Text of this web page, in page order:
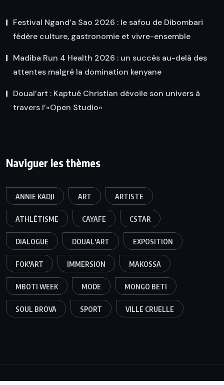
Festival Ngand’a Sao 2026 : le safou de Dibombari
fédère culture, gastronomie et vivre-ensemble
Madiba Run 4 Health 2026 : un succès au-delà des
attentes malgré la domination kenyane
Doual’art : Kaptué Christian dévoile son univers à
travers l’«Open Studio»
Naviguer les thèmes
ANNIE KADJI ART ARTISTE
ATHLÉTISME CAYAFE CSTAR
DIALOGUE DOUAL'ART EXPOSITION
FOK'ART IMMERSION MAKOSSA
MBOTI WEEK MODE MONGO BETI
SOUL BROVA SPORT VILLE CRUELLE